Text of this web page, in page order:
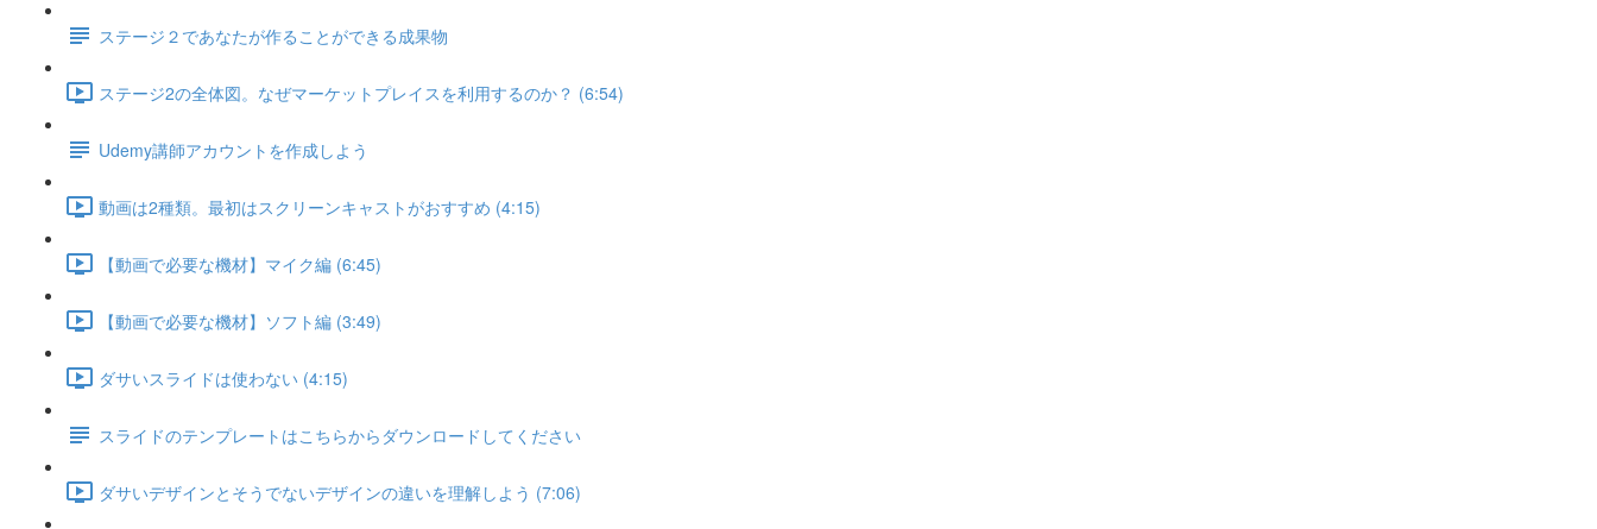
ステージ２であなたが作ることができる成果物
ステージ2の全体図。なぜマーケットプレイスを利用するのか？ (6:54)
Udemy講師アカウントを作成しよう
動画は2種類。最初はスクリーンキャストがおすすめ (4:15)
【動画で必要な機材】マイク編 (6:45)
【動画で必要な機材】ソフト編 (3:49)
ダサいスライドは使わない (4:15)
スライドのテンプレートはこちらからダウンロードしてください
ダサいデザインとそうでないデザインの違いを理解しよう (7:06)